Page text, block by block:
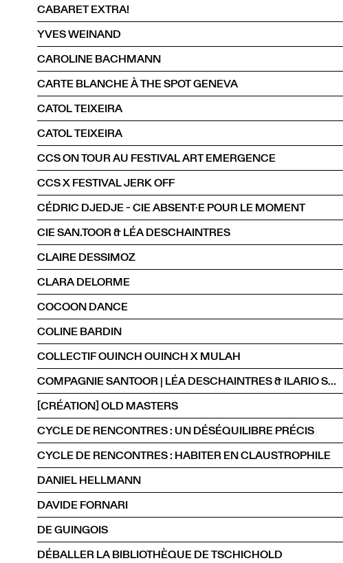
CABARET EXTRA!
YVES WEINAND
CAROLINE BACHMANN
CARTE BLANCHE À THE SPOT GENEVA
CATOL TEIXEIRA
CATOL TEIXEIRA
CCS ON TOUR AU FESTIVAL ART EMERGENCE
CCS X FESTIVAL JERK OFF
CÉDRIC DJEDJE - CIE ABSENT·E POUR LE MOMENT
CIE SAN.TOOR & LÉA DESCHAINTRES
CLAIRE DESSIMOZ
CLARA DELORME
COCOON DANCE
COLINE BARDIN
COLLECTIF OUINCH OUINCH X MULAH
COMPAGNIE SANTOOR | LÉA DESCHAINTRES & ILARIO SANTORO
[CRÉATION] OLD MASTERS
CYCLE DE RENCONTRES : UN DÉSÉQUILIBRE PRÉCIS
CYCLE DE RENCONTRES : HABITER EN CLAUSTROPHILE
DANIEL HELLMANN
DAVIDE FORNARI
DE GUINGOIS
DÉBALLER LA BIBLIOTHÈQUE DE TSCHICHOLD